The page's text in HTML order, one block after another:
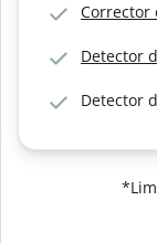
Corrector
Detector
Detector